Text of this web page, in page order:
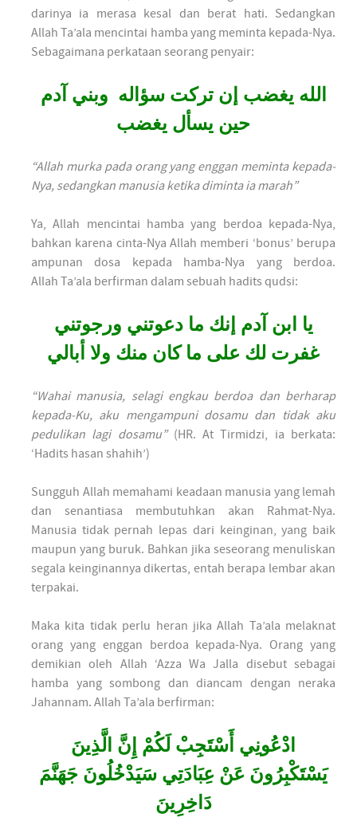
darinya ia merasa kesal dan berat hati. Sedangkan
Allah Ta’ala mencintai hamba yang meminta kepada-Nya.
Sebagaimana perkataan seorang penyair:
الله يغضب إن تركت سؤاله وبني آدم
حين يسأل يغضب
“Allah murka pada orang yang enggan meminta kepada-
Nya, sedangkan manusia ketika diminta ia marah”
Ya, Allah mencintai hamba yang berdoa kepada-Nya,
bahkan karena cinta-Nya Allah memberi ‘bonus’ berupa
ampunan dosa kepada hamba-Nya yang berdoa.
Allah Ta’ala berfirman dalam sebuah hadits qudsi:
يا ابن آدم إنك ما دعوتني ورجوتني
غفرت لك على ما كان منك ولا أبالي
“Wahai manusia, selagi engkau berdoa dan berharap
kepada-Ku, aku mengampuni dosamu dan tidak aku
pedulikan lagi dosamu”(HR. At Tirmidzi, ia berkata:
‘Hadits hasan shahih’)
Sungguh Allah memahami keadaan manusia yang lemah
dan senantiasa membutuhkan akan Rahmat-Nya.
Manusia tidak pernah lepas dari keinginan, yang baik
maupun yang buruk. Bahkan jika seseorang menuliskan
segala keinginannya dikertas, entah berapa lembar akan
terpakai.
Maka kita tidak perlu heran jika Allah Ta’ala melaknat
orang yang enggan berdoa kepada-Nya. Orang yang
demikian oleh Allah ‘Azza Wa Jalla disebut sebagai
hamba yang sombong dan diancam dengan neraka
Jahannam. Allah Ta’ala berfirman:
ادْعُونِي أَسْتَجِبْ لَكُمْ إِنَّ الَّذِينَ
يَسْتَكْبِرُونَ عَنْ عِبَادَتِي سَيَدْخُلُونَ جَهَنَّمَ
دَاخِرِينَ